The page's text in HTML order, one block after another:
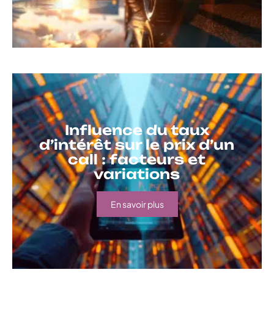
Influence du taux
d’intérêt sur le prix d’un
call : facteurs et
variations
En savoir plus